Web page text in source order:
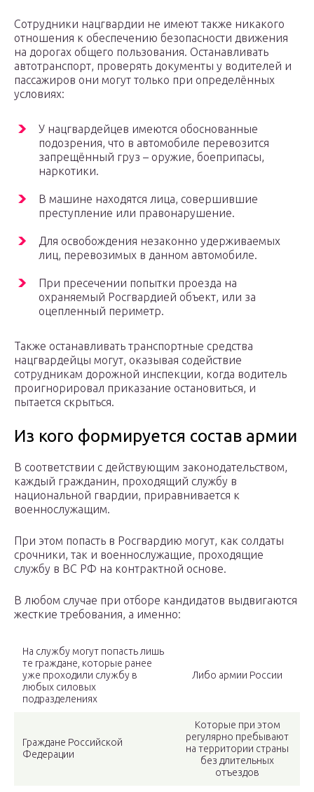
Сотрудники нацгвардии не имеют также никакого
отношения к обеспечению безопасности движения
на дорогах общего пользования. Останавливать
автотранспорт, проверять документы у водителей и
пассажиров они могут только при определённых
условиях:
У нацгвардейцев имеются обоснованные
подозрения, что в автомобиле перевозится
запрещённый груз – оружие, боеприпасы,
наркотики.
В машине находятся лица, совершившие
преступление или правонарушение.
Для освобождения незаконно удерживаемых
лиц, перевозимых в данном автомобиле.
При пресечении попытки проезда на
охраняемый Росгвардией объект, или за
оцепленный периметр.
Также останавливать транспортные средства
нацгвардейцы могут, оказывая содействие
сотрудникам дорожной инспекции, когда водитель
проигнорировал приказание остановиться, и
пытается скрыться.
Из кого формируется состав армии
В соответствии с действующим законодательством,
каждый гражданин, проходящий службу в
национальной гвардии, приравнивается к
военнослужащим.
При этом попасть в Росгвардию могут, как солдаты
срочники, так и военнослужащие, проходящие
службу в ВС РФ на контрактной основе.
В любом случае при отборе кандидатов выдвигаются
жесткие требования, а именно:
На службу могут попасть лишь
те граждане, которые ранее
уже проходили службу в
любых силовых
подразделениях
Либо армии России
Граждане Российской
Федерации
Которые при этом
регулярно пребывают
на территории страны
без длительных
отъездов